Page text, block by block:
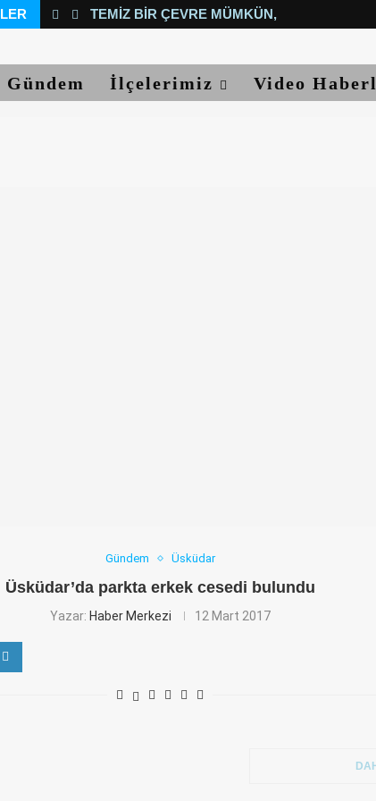
TEMIZ BIR ÇEVRE MÜMKÜN, YETER...
Gündem İlçelerimiz Video
Gündem Üsküdar
Üsküdar’da parkta erkek cesedi bulundu
Yazar: Haber Merkezi 12 Mart 2017